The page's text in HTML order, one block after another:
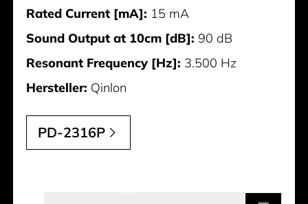
Rated Current [mA]: 15 mA
Sound Output at 10cm [dB]: 90 dB
Resonant Frequency [Hz]: 3.500 Hz
Hersteller: Qinlon
PD-2316P